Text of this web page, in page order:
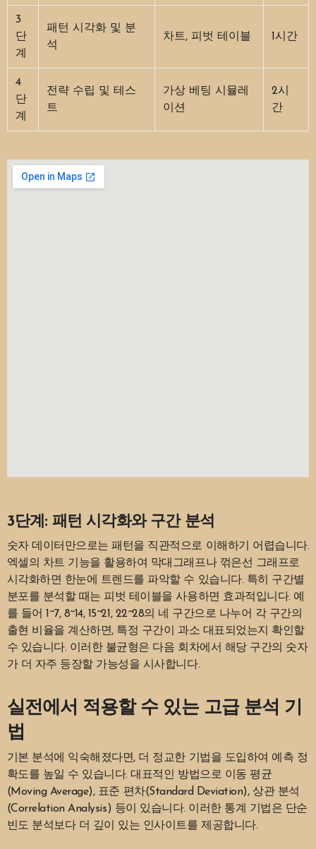
3
단
계
패턴 시각화 및 분
석
차트, 피벗 테이블 1시간
4
단
계
전략 수립 및 테스
트
가상 베팅 시뮬레
이션
2시
간
3단계: 패턴 시각화와 구간 분석
숫자 데이터만으로는 패턴을 직관적으로 이해하기 어렵습니다.
엑셀의 차트 기능을 활용하여 막대그래프나 꺾은선 그래프로
시각화하면 한눈에 트렌드를 파악할 수 있습니다. 특히 구간별
분포를 분석할 때는 피벗 테이블을 사용하면 효과적입니다. 예
를 들어 1~7, 8~14, 15~21, 22~28의 네 구간으로 나누어 각 구간의
출현 비율을 계산하면, 특정 구간이 과소 대표되었는지 확인할
수 있습니다. 이러한 불균형은 다음 회차에서 해당 구간의 숫자
가 더 자주 등장할 가능성을 시사합니다.
실전에서 적용할 수 있는 고급 분석 기
법
기본 분석에 익숙해졌다면, 더 정교한 기법을 도입하여 예측 정
확도를 높일 수 있습니다. 대표적인 방법으로 이동 평균
(Moving Average), 표준 편차(Standard Deviation), 상관 분석
(Correlation Analysis) 등이 있습니다. 이러한 통계 기법은 단순
빈도 분석보다 더 깊이 있는 인사이트를 제공합니다.